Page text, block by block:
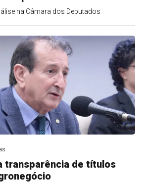
na Câmara dos Deputados
transparência de títulos